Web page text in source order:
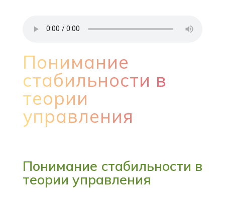
Понимание
стабильности в
теории
управления
Понимание стабильности в
теории управления